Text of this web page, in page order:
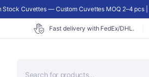
Stock Cuvettes — Custom Cuvettes MOQ 2–4
Fast delivery with FedEx/DHL.